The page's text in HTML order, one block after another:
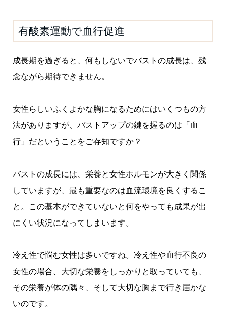
有酸素運動で血行促進
成長期を過ぎると、何もしないでバストの成長は、残
念ながら期待できません。
女性らしいふくよかな胸になるためにはいくつもの方
法がありますが、バストアップの鍵を握るのは「血
行」だということをご存知ですか？
バストの成長には、栄養と女性ホルモンが大きく関係
していますが、最も重要なのは血流環境を良くするこ
と。この基本ができていないと何をやっても成果が出
にくい状況になってしまいます。
冷え性で悩む女性は多いですね。冷え性や血行不良の
女性の場合、大切な栄養をしっかりと取っていても、
その栄養が体の隅々、そして大切な胸まで行き届かな
いのです。